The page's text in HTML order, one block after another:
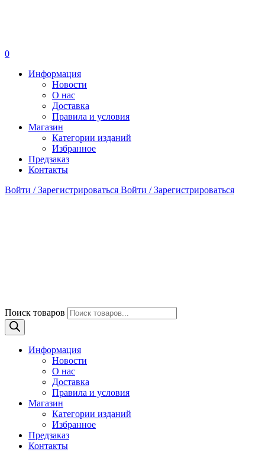
0
Информация
Новости
О нас
Доставка
Правила и условия
Магазин
Категории изданий
Избранное
Предзаказ
Контакты
Войти / Зарегистрироваться Войти / Зарегистрироваться
Поиск товаров
Информация
Новости
О нас
Доставка
Правила и условия
Магазин
Категории изданий
Избранное
Предзаказ
Контакты